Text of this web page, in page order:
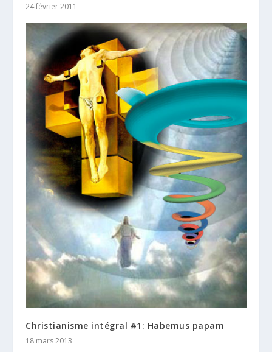
24 février 2011
Christianisme intégral #1: Habemus papam
18 mars 2013